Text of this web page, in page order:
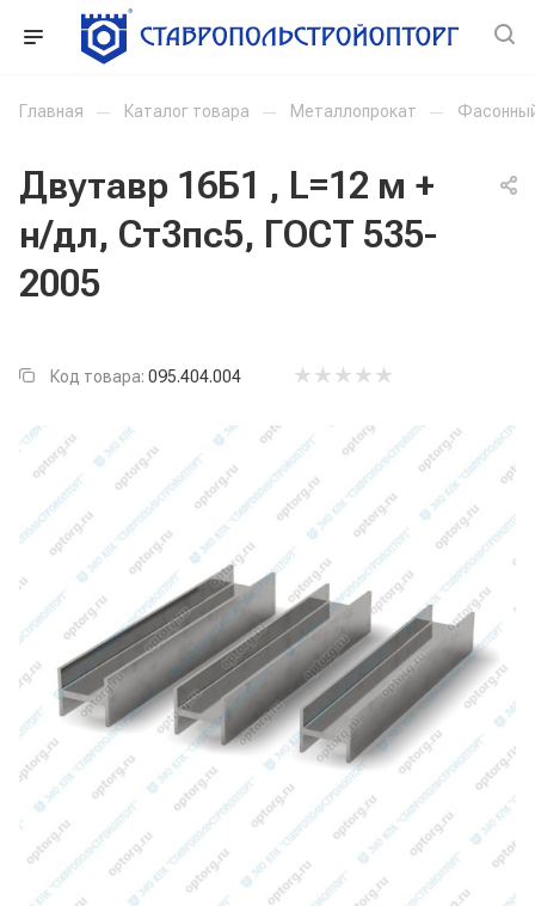
Главная — Каталог товара — Металлопрокат —
Двутавр 16Б1 , L=12 м +
н/дл, Ст3пс5, ГОСТ 535-
2005
Код товара: 095.404.004